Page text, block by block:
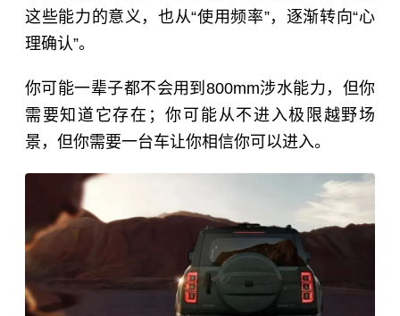
这些能力的意义，也从“使用频率”，逐渐转向“心
理确认”。
你可能一辈子都不会用到800mm涉水能力，但你
需要知道它存在；你可能从不进入极限越野场
景，但你需要一台车让你相信你可以进入。